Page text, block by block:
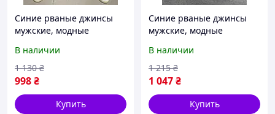
Синие рваные джинсы
мужские, модные
молодежные потертые
узкие джинсы(весна,
осень) турецкие
В наличии
998₴
1 130 ₴
Купить
Синие рваные джинсы
мужские, модные
молодежные турецкие
узкие джинсы(весна,
осень)
В наличии
1 047₴
1 215 ₴
Купить